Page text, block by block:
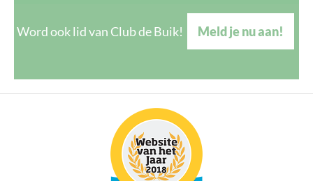
Word ook lid van Club de Buik! Meld je nu aan!